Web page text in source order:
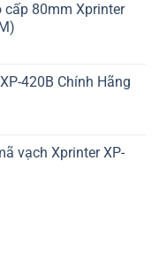
cấp 80mm Xprinter
420B Chính Hãng
vạch Xprinter XP-